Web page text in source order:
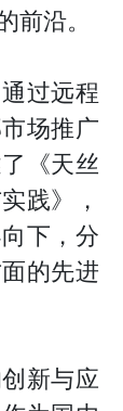
前沿。
过远程
场推广
《天丝
践》，
下，分
的先进
新与应